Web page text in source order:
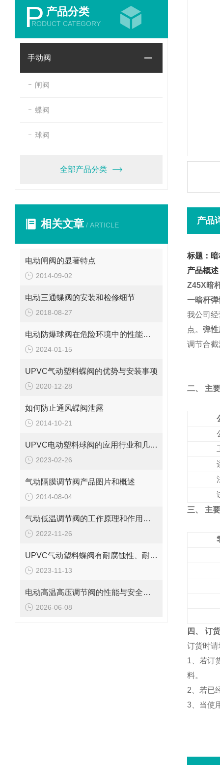
P 产品分类
RODUCT CATEGORY
手动阀
闸阀
蝶阀
球阀
全部产品分类
相关文章 / ARTICLE
电动闸阀的显著特点
2014-09-02
电动三通蝶阀的安装和检修细节
2018-08-27
电动防爆球阀在危险环境中的性能优势
2024-01-15
UPVC气动塑料蝶阀的优势与安装事项
2020-12-28
如何防止通风蝶阀泄露
2014-10-21
UPVC电动塑料球阀的应用行业和几大优点说明
2023-02-26
气动隔膜调节阀产品图片和概述
2014-08-04
气动低温调节阀的工作原理和作用方式是怎样的
2022-11-26
UPVC气动塑料蝶阀有耐腐蚀性、耐磨性和轻便性等优点
2023-11-13
电动高温高压调节阀的性能与安全性保障说明
2026-06-08
产品
标题：
产品概述
Z45X暗
一暗杆
我公司
点。 弹
调节合
二、 主
三、 主
四、 订
订货时
1、若订
料。
2、若已
3、当使